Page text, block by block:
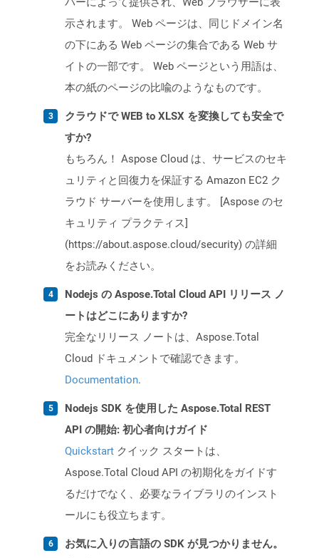
示されます。 Web ページは、同じドメイン名
の下にある Web ページの集合である Web サ
イトの一部です。 Web ページという用語は、
本の紙のページの比喩のようなものです。
クラウドで WEB to XLSX を変換しても安全で
すか?
もちろん！ Aspose Cloud は、サービスのセキ
ュリティと回復力を保証する Amazon EC2 ク
ラウド サーバーを使用します。 [Aspose のセ
キュリティ プラクティス]
(https://about.aspose.cloud/security) の詳細
をお読みください。
Nodejs の Aspose.Total Cloud API リリース ノ
ートはどこにありますか?
完全なリリース ノートは、Aspose.Total
Cloud ドキュメントで確認できます。
Documentation.
Nodejs SDK を使用した Aspose.Total REST
API の開始: 初心者向けガイド
Quickstart クイック スタートは、
Aspose.Total Cloud API の初期化をガイドす
るだけでなく、必要なライブラリのインスト
ールにも役立ちます。
お気に入りの言語の SDK が見つかりません。